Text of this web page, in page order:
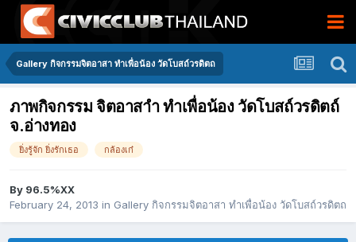
Gallery กิจกรรมจิตอาสา ทำเพื่อน้อง วัดโบสถ์วรดิตถ
ภาพกิจกรรม จิตอาสาำ ทำเพื่อน้อง วัดโบสถ์วรดิตถ์
จ.อ่างทอง
ยิ่งรู้จัก ยิ่งรักเธอ กล้องเก๋
By 96.5%XX
February 24, 2013 in Gallery กิจกรรมจิตอาสา ทำเพื่อน้อง วัดโบสถ์วรดิตถ